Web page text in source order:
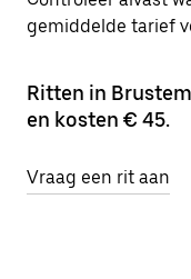
gemiddelde tarief
Ritten in
en kosten € 45.
Vraag een rit aan